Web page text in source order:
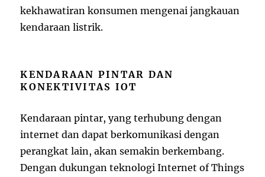
kekhawatiran konsumen mengenai jangkauan
kendaraan listrik.
KENDARAAN PINTAR DAN
KONEKTIVITAS IOT
Kendaraan pintar, yang terhubung dengan
internet dan dapat berkomunikasi dengan
perangkat lain, akan semakin berkembang.
Dengan dukungan teknologi Internet of Things